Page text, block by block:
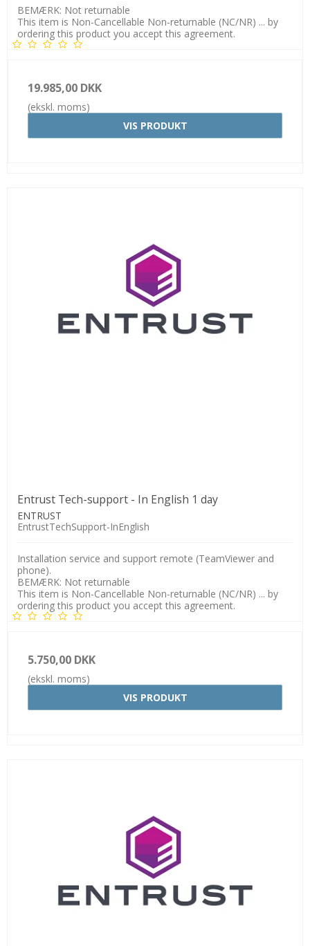
BEMÆRK: Not returnable
This item is Non-Cancellable Non-returnable (NC/NR) ... by
ordering this product you accept this agreement.
19.985,00 DKK
(ekskl. moms)
VIS PRODUKT
Entrust Tech-support - In English 1 day
ENTRUST
EntrustTechSupport-InEnglish
Installation service and support remote (TeamViewer and
phone).
BEMÆRK: Not returnable
This item is Non-Cancellable Non-returnable (NC/NR) ... by
ordering this product you accept this agreement.
5.750,00 DKK
(ekskl. moms)
VIS PRODUKT